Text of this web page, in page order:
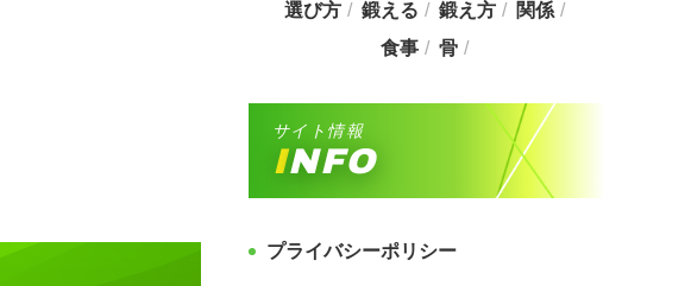
選び方
鍛える 鍛え方
関係
食事
骨
サイト情報
INFO
プライバシーポリシー